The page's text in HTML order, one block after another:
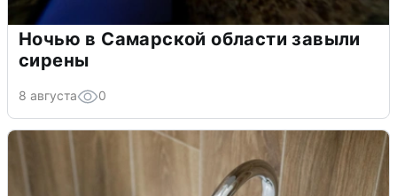
Ночью в Самарской области завыли
сирены
8 августа 0